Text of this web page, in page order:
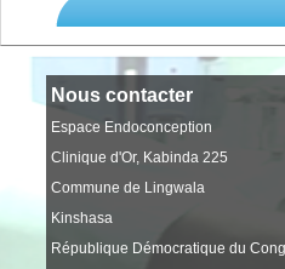
Nous contacter
Espace Endoconception
Clinique d'Or, Kabinda 225
Commune de Lingwala
Kinshasa
République Démocratique du